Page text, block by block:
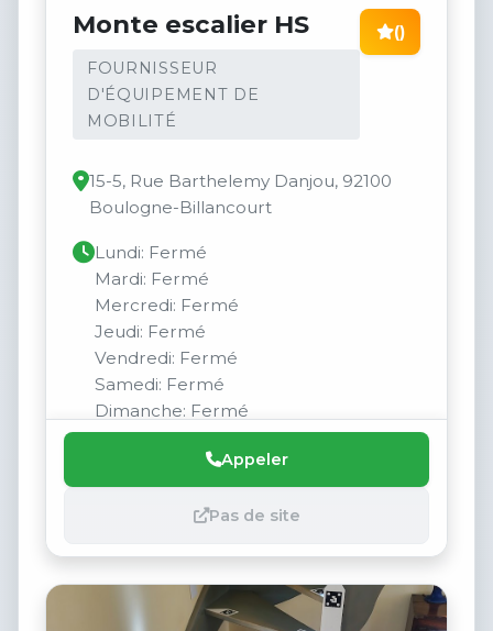
Monte escalier HS
FOURNISSEUR
D'ÉQUIPEMENT DE
MOBILITÉ
()
15-5, Rue Barthelemy Danjou, 92100
Boulogne-Billancourt
Lundi: Fermé
Mardi: Fermé
Mercredi: Fermé
Jeudi: Fermé
Vendredi: Fermé
Samedi: Fermé
Dimanche: Fermé
Appeler
Pas de site